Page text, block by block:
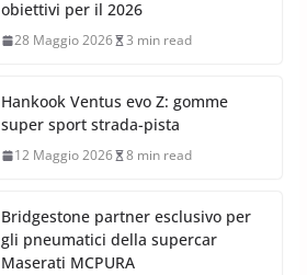
obiettivi per il 2026
28 Maggio 2026 3 min read
Hankook Ventus evo Z: gomme
super sport strada-pista
12 Maggio 2026 8 min read
Bridgestone partner esclusivo per
gli pneumatici della supercar
Maserati MCPURA